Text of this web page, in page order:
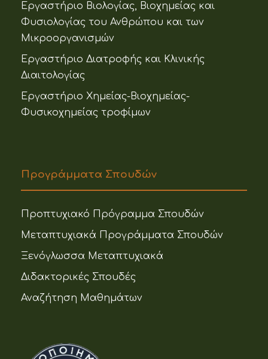
Εργαστήριο Βιολογίας, Βιοχημείας και
Φυσιολογίας του Ανθρώπου και των
Μικροοργανισμών
Εργαστήριο Διατροφής και Κλινικής
Διαιτολογίας
Εργαστήριο Χημείας-Βιοχημείας-
Φυσικοχημείας τροφίμων
Προγράμματα Σπουδών
Προπτυχιακό Πρόγραμμα Σπουδών
Μεταπτυχιακά Προγράμματα Σπουδών
Ξενόγλωσσα Μεταπτυχιακά
Διδακτορικές Σπουδές
Αναζήτηση Μαθημάτων